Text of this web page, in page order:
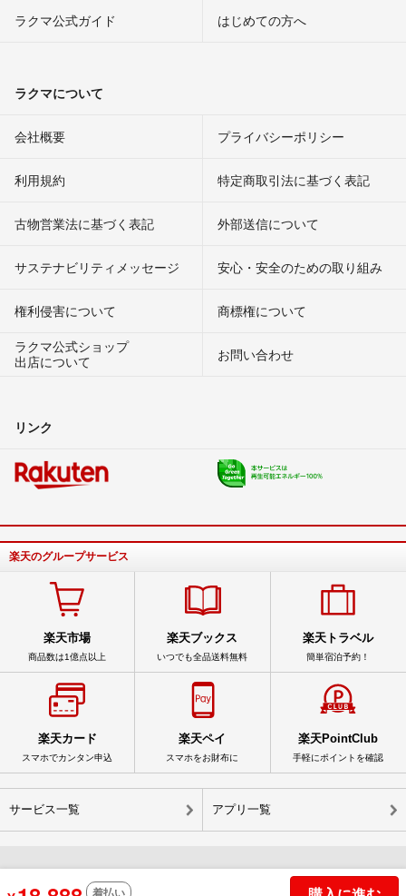
ラクマ公式ガイド はじめての方へ
ラクマについて
会社概要 プライバシーポリシー
利用規約 特定商取引法に基づく表記
古物営業法に基づく表記 外部送信について
サステナビリティメッセージ 安心・安全のための取り組み
権利侵害について
商標権について
ラクマ公式ショップ
出店について
お問い合わせ
リンク
楽天のグループサービス
楽天市場
商品数は1億点以上
楽天ブックス
いつでも全品送料無料
楽天トラベル
簡単宿泊予約！
楽天カード
スマホでカンタン申込
楽天ペイ
スマホをお財布に
楽天PointClub
手軽にポイントを確認
サービス一覧 アプリ一覧